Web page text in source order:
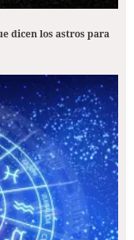
dicen los astros para